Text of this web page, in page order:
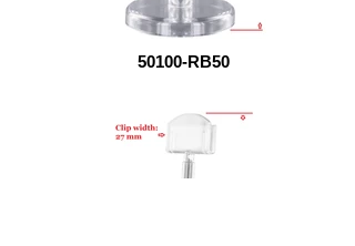
50100-RB50